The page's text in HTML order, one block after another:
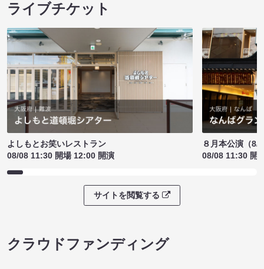
ライブチケット
よしもとお笑いレストラン
08/08 11:30 開場 12:00 開演
８月本公演（8/
08/08 11:30 開
サイトを閲覧する
クラウドファンディング